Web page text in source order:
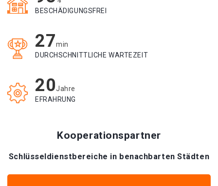
BESCHÄDIGUNGSFREI
27min
DURCHSCHNITTLICHE WARTEZEIT
20Jahre
EFRAHRUNG
Kooperationspartner
Schlüsseldienstbereiche in benachbarten Städten